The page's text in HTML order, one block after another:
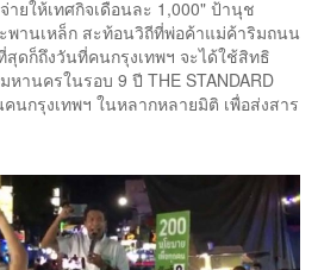
ายให้เทศกิจเดือนละ 1,000" ป้านุช
พานเหล็ก สะท้อนวิถีที่พ่อค้าแม่ค้าริมถนน
ดก็ถึงวันที่คนกรุงเทพฯ จะได้ใช้สิทธิ
หานครในรอบ 9 ปี THE STANDARD
กรุงเทพฯ ในหลากหลายมิติ เพื่อส่งสาร